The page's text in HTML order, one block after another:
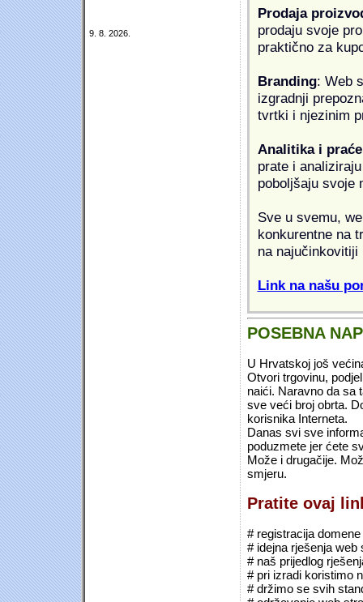
9. 8. 2026.
Prodaja
prodaju svoje
praktično za
Branding: Web
izgradnji
tvrtki i njezinim
Analitika i
prate i
poboljšaju svoje
Sve u svemu,
konkurentne na
na najučinkovitiji
Link na našu
POSEBNA
U Hrvatskoj još
Otvori trgovinu,
naići. Naravno da sa
sve veći broj obrta.
korisnika Interneta.
Danas svi sve
poduzmete jer ćete
Može i drugačije.
smjeru.
Pratite ovaj
# registracija
# idejna rješenja web
# naš prijedlog
# pri izradi koristimo
# držimo se svih